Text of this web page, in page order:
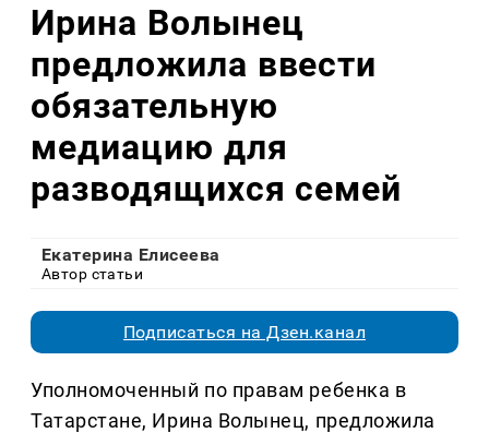
Ирина Волынец
предложила ввести
обязательную
медиацию для
разводящихся семей
Екатерина Елисеева
Автор статьи
Подписаться на Дзен.канал
Уполномоченный по правам ребенка в
Татарстане, Ирина Волынец, предложила